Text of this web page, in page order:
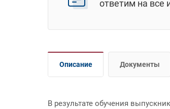
ответим на все
Описание Документы
В результате обучения